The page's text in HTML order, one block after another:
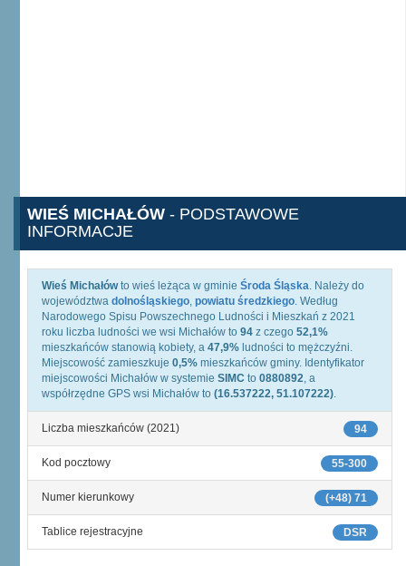
WIEŚ MICHAŁÓW - PODSTAWOWE
INFORMACJE
Wieś Michałówto wieś leżąca w gminie Środa Śląska. Należy do
województwa dolnośląskiego, powiatu średzkiego. Według
Narodowego Spisu Powszechnego Ludności i Mieszkań z 2021
roku liczba ludności we wsi Michałów to 94 z czego 52,1%
mieszkańców stanowią kobiety, a 47,9% ludności to mężczyźni.
Miejscowość zamieszkuje 0,5% mieszkańców gminy. Identyfikator
miejscowości Michałów w systemie SIMC to 0880892, a
współrzędne GPS wsi Michałów to (16.537222, 51.107222).
94
Liczba mieszkańców (2021)
55-300
Kod pocztowy
(+48) 71
Numer kierunkowy
DSR
Tablice rejestracyjne